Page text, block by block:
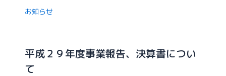
お知らせ
平成２９年度事業報告、決算書につい
て